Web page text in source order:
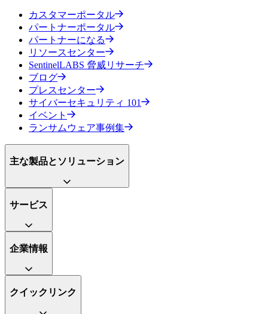
カスタマーポータル
パートナーポータル
パートナーになる
リソースセンター
SentinelLABS 脅威リサーチ
ブログ
プレスセンター
サイバーセキュリティ 101
イベント
ランサムウェア事例集
主な製品とソリューション
サービス
企業情報
クイックリンク